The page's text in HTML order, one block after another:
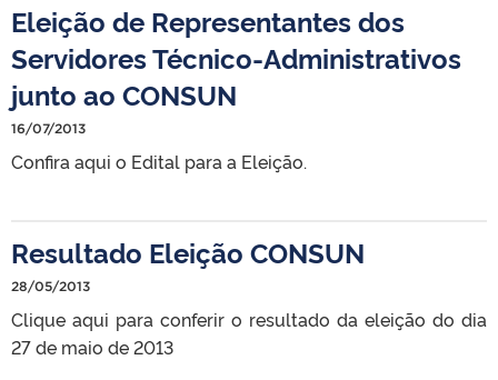
TELEFONES
Eleição de Representantes dos
Servidores Técnico-Administrativos
junto ao CONSUN
16/07/2013
Confira aqui o Edital para a Eleição.
Resultado Eleição CONSUN
28/05/2013
Clique aqui para conferir o resultado da eleição do dia
27 de maio de 2013